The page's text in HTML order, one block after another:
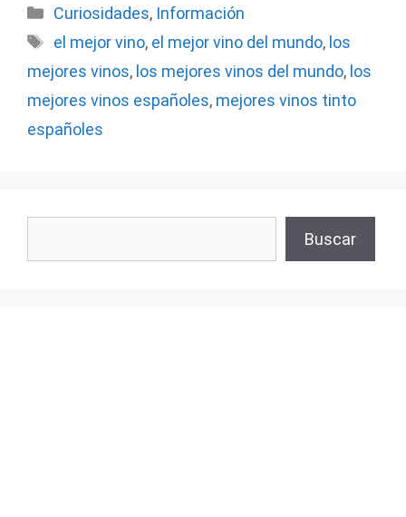
Categorías
Curiosidades, Información
Etiquetas
el mejor vino, el mejor vino del mundo, los
mejores vinos, los mejores vinos del mundo, los
mejores vinos españoles, mejores vinos tinto
españoles
Buscar